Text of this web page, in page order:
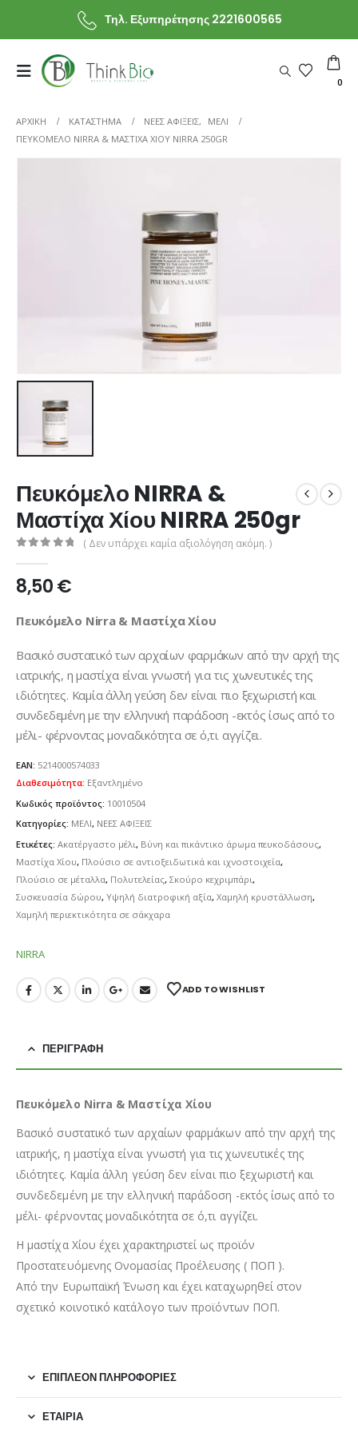
Τηλ. Εξυπηρέτησης 2221600565
0
ΑΡΧΙΚΗ ΚΑΤΆΣΤΗΜΑ ΝΕΕΣ ΑΦΙΞΕΙΣ,
ΜΕΛΙ
ΠΕΥΚΌΜΕΛΟ NIRRA & ΜΑΣΤΊΧΑ ΧΊΟΥ NIRRA 250GR
Πευκόμελο NIRRA &
Μαστίχα Χίου NIRRA 250gr
( Δεν υπάρχει καμία αξιολόγηση ακόμη. )
8,50€
Πευκόμελο Nirra & Μαστίχα Χίου
Βασικό συστατικό των αρχαίων φαρμάκων από την αρχή της
ιατρικής, η μαστίχα είναι γνωστή για τις χωνευτικές της
ιδιότητες. Καμία άλλη γεύση δεν είναι πιο ξεχωριστή και
συνδεδεμένη με την ελληνική παράδοση -εκτός ίσως από το
μέλι- φέρνοντας μοναδικότητα σε ό,τι αγγίζει.
EAN: 5214000574033
Διαθεσιμότητα: Εξαντλημένο
Κωδικός προϊόντος: 10010504
Κατηγορίες: ΜΕΛΙ, ΝΕΕΣ ΑΦΙΞΕΙΣ
Ετικέτες: Ακατέργαστο μέλι, Βύνη και πικάντικο άρωμα πευκοδάσους,
Μαστίχα Χίου, Πλούσιο σε αντιοξειδωτικά και ιχνοστοιχεία,
Πλούσιο σε μέταλλα, Πολυτελείας, Σκούρο κεχριμπάρι,
Συσκευασία δώρου, Υψηλή διατροφική αξία, Χαμηλή κρυστάλλωση,
Χαμηλή περιεκτικότητα σε σάκχαρα
NIRRA
ADD TO WISHLIST
ΠΕΡΙΓΡΑΦΉ
Πευκόμελο Nirra & Μαστίχα Χίου
Βασικό συστατικό των αρχαίων φαρμάκων από την αρχή της
ιατρικής, η μαστίχα είναι γνωστή για τις χωνευτικές της
ιδιότητες. Καμία άλλη γεύση δεν είναι πιο ξεχωριστή και
συνδεδεμένη με την ελληνική παράδοση -εκτός ίσως από το
μέλι- φέρνοντας μοναδικότητα σε ό,τι αγγίζει.
Η μαστίχα Χίου έχει χαρακτηριστεί ως προϊόν
Προστατευόμενης Ονομασίας Προέλευσης ( ΠΟΠ ).
Από την Ευρωπαϊκή Ένωση και έχει καταχωρηθεί στον
σχετικό κοινοτικό κατάλογο των προϊόντων ΠΟΠ.
ΕΠΙΠΛΈΟΝ ΠΛΗΡΟΦΟΡΊΕΣ
ΕΤΑΙΡΊΑ